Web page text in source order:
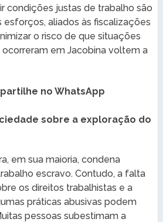
condições justas de trabalho são
esforços, aliados às fiscalizações
o risco de que situações
em Jacobina voltem a
no WhatsApp
sobre a exploração do
em sua maioria, condena
escravo. Contudo, a falta
os direitos trabalhistas e a
práticas abusivas podem
pessoas subestimam a